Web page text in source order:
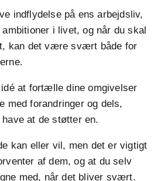
indflydelse på ens arbejdsliv,
i livet, og når du skal
kan det være svært både for
at fortælle dine omgivelser
med forandringer og dels,
at de støtter en.
kan eller vil, men det er vigtigt
af dem, og at du selv
med, når det bliver svært.